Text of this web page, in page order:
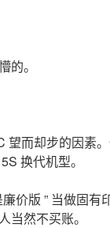
的。
望而却步的因素
换代机型。
价版 ” 当做固有
当然不买账。